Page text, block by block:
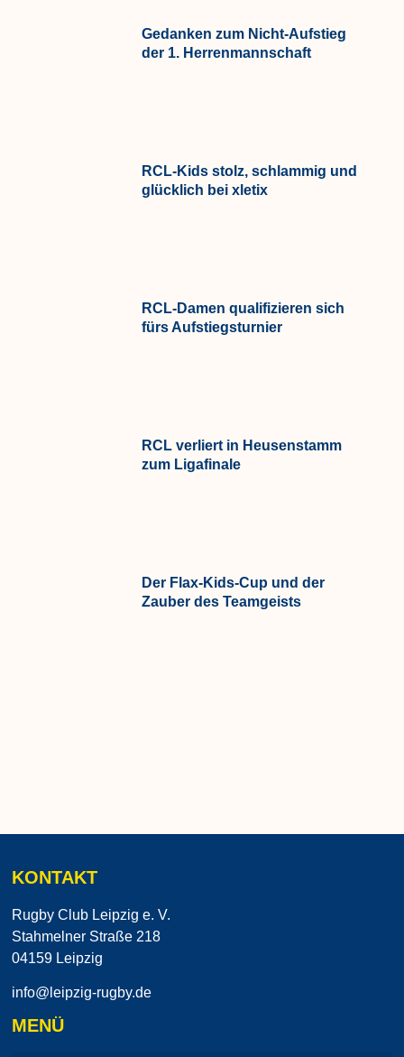
Gedanken zum Nicht-Aufstieg
der 1. Herrenmannschaft
RCL-Kids stolz, schlammig und
glücklich bei xletix
RCL-Damen qualifizieren sich
fürs Aufstiegsturnier
RCL verliert in Heusenstamm
zum Ligafinale
Der Flax-Kids-Cup und der
Zauber des Teamgeists
KONTAKT
Rugby Club Leipzig e. V.
Stahmelner Straße 218
04159 Leipzig
info@leipzig-rugby.de
MENÜ